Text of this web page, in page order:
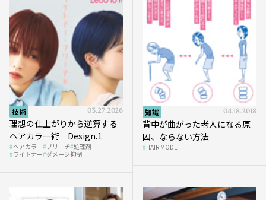
技術 03.27.2026
理想の仕上がりから逆算する
ヘアカラー術｜Design.1
ヘアカラー ブリーチ 処理剤
ライトナー ダメージ抑制
知識 04.18.2018
背中が曲がった老人になる原
因、ならない方法
HAIR MODE